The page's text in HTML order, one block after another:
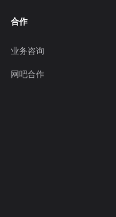
合作
业务咨询
网吧合作